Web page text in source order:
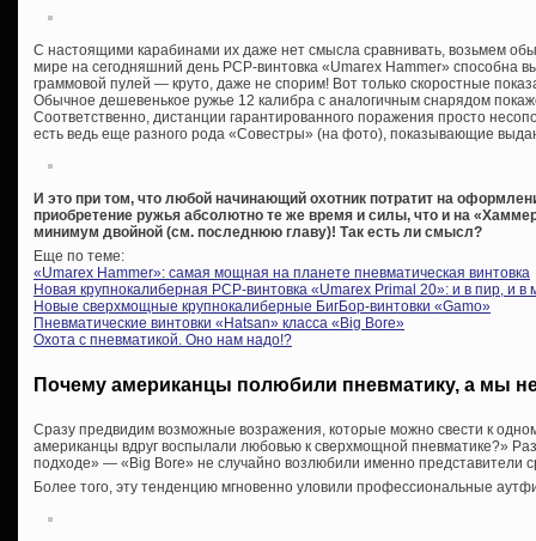
С настоящими карабинами их даже нет смысла сравнивать, возьмем
мире на сегодняшний день PCP-винтовка «Umarex Hammer» способна
граммовой пулей — круто, даже не спорим! Вот только скоростные
Обычное дешевенькое ружье 12 калибра с аналогичным снарядом
Соответственно, дистанции гарантированного поражения просто
есть ведь еще разного рода «Совестры» (на фото), показывающие
И это при том, что любой начинающий охотник потратит на
приобретение ружья абсолютно те же время и силы, что и на
минимум двойной (см. последнюю главу)! Так есть ли смысл?
Еще по теме:
«Umarex Hammer»: самая мощная на планете пневматическая винтовка
Новая крупнокалиберная PCP-винтовка «Umarex Primal 20»: и в пир, и в
Новые сверхмощные крупнокалиберные БигБор-винтовки «Gamo»
Пневматические винтовки «Hatsan» класса «Big Bore»
Охота с пневматикой. Оно нам надо!?
Почему американцы полюбили пневматику, а мы
Сразу предвидим возможные возражения, которые можно свести к
американцы вдруг воспылали любовью к сверхмощной пневматике?»
подходе» — «Big Bore» не случайно возлюбили именно представители
Более того, эту тенденцию мгновенно уловили профессиональные